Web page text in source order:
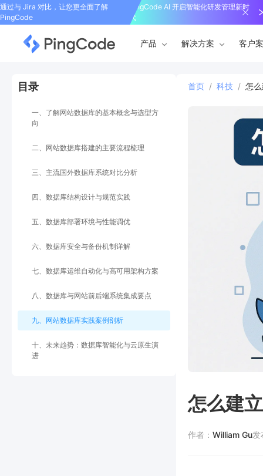
通过与 Jira 对比，让您更全面了解
PingCode
PingCode AI 开启智能化研发管理新时
代
产品 解决方案 客户
目录
一、了解网站数据库的基本概念与选型方
向
二、网站数据库搭建的主要流程梳理
三、主流国外数据库系统对比分析
四、数据库结构设计与规范实践
五、数据库部署环境与性能调优
六、数据库安全与备份机制详解
七、数据库运维自动化与高可用架构方案
八、数据库与网站前后端系统集成要点
九、网站数据库实践案例剖析
十、未来趋势：数据库智能化与云原生演
进
首页 / 科技 / 怎
怎么建
作者： William Gu发